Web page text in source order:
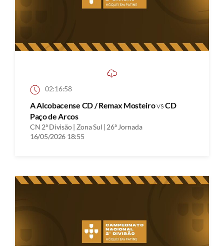
02:16:58
A Alcobacense CD / Remax MosteirovsCD
Paço de Arcos
CN 2ª Divisão | Zona Sul | 26ª Jornada
16/05/2026 18:55